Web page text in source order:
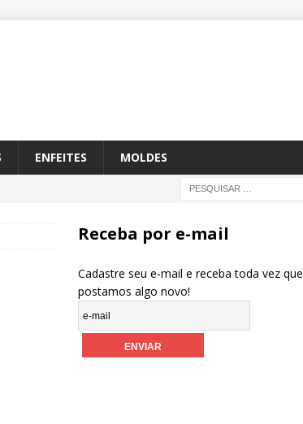
ENFEITES MOLDES
Receba por e-mail
Cadastre seu e-mail e receba toda vez que
postamos algo novo!